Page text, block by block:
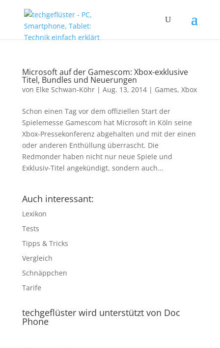
Microsoft auf der Gamescom: Xbox-exklusive
Titel, Bundles und Neuerungen
von Elke Schwan-Köhr| Aug. 13, 2014| Games, Xbox
Schon einen Tag vor dem offiziellen Start der
Spielemesse Gamescom hat Microsoft in Köln seine
Xbox-Pressekonferenz abgehalten und mit der einen
oder anderen Enthüllung überrascht. Die
Redmonder haben nicht nur neue Spiele und
Exklusiv-Titel angekündigt, sondern auch...
Auch interessant:
Lexikon
Tests
Tipps & Tricks
Vergleich
Schnäppchen
Tarife
techgeflüster wird unterstützt von Doc
Phone